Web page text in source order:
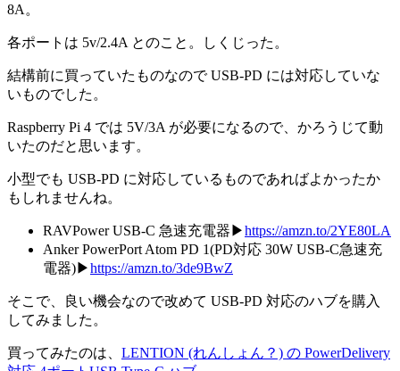
8A。
各ポートは 5v/2.4A とのこと。しくじった。
結構前に買っていたものなので USB-PD には対応していな
いものでした。
Raspberry Pi 4 では 5V/3A が必要になるので、かろうじて動
いたのだと思います。
小型でも USB-PD に対応しているものであればよかったか
もしれませんね。
RAVPower USB-C 急速充電器▶https://amzn.to/2YE80LA
Anker PowerPort Atom PD 1(PD対応 30W USB-C急速充
電器)▶https://amzn.to/3de9BwZ
そこで、良い機会なので改めて USB-PD 対応のハブを購入
してみました。
買ってみたのは、 LENTION (れんしょん？) の PowerDelivery